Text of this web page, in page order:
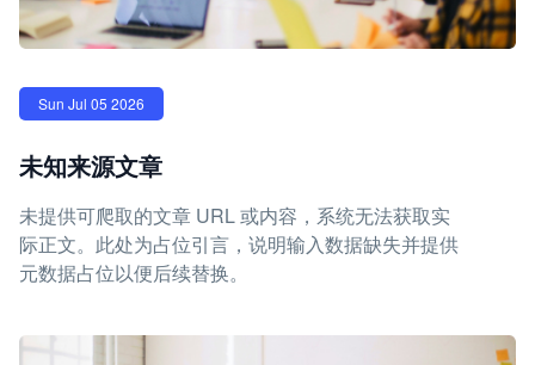
Sun Jul 05 2026
未知来源文章
未提供可爬取的文章 URL 或内容，系统无法获取实
际正文。此处为占位引言，说明输入数据缺失并提供
元数据占位以便后续替换。